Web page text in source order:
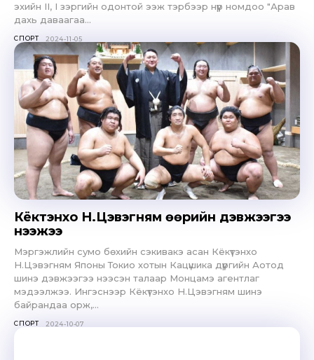
эхийн II, I зэргийн одонтой ээж тэрбээр нүүр номдоо "Арав
дахь даваагаа...
СПОРТ 2024-11-05
Кёкүтэнхо Н.Цэвэгням өөрийн дэвжээгээ
нээжээ
Мэргэжлийн сумо бөхийн сэкивакэ асан Кёкүтэнхо
Н.Цэвэгням Японы Токио хотын Кацүшика дүүргийн Аотод
шинэ дэвжээгээ нээсэн талаар Монцамэ агентлаг
мэдээлжээ. Ингэснээр Кёкүтэнхо Н.Цэвэгням шинэ
байрандаа орж,...
СПОРТ 2024-10-07